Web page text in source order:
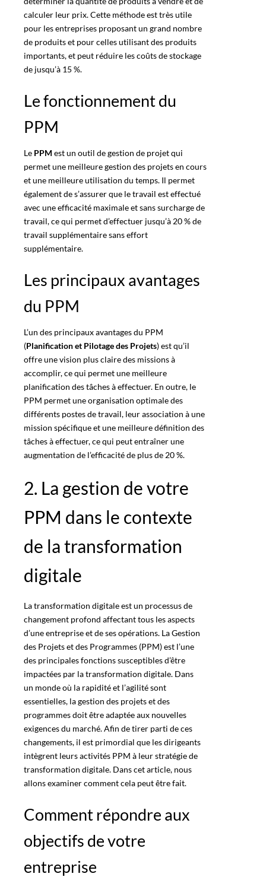
calculer leur prix. Cette méthodeest très utile
pour les entreprises proposant un grand nombre
de produits et pour celles utilisant des produits
importants, et peut réduire les coûts de stockage
de jusqu’à 15 %.
Le fonctionnement du
PPM
Le PPM est un outil de gestion de projet qui
permet une meilleure gestion des projets en cours
et une meilleure utilisation du temps. Il permet
également de s’assurer que le travail est effectué
avec une efficacité maximale et sans surcharge de
travail, ce qui permet d’effectuer jusqu’à 20 % de
travail supplémentaire sans effort
supplémentaire.
Les principaux avantages
du PPM
L’un des principaux avantages du PPM
(Planification et Pilotage des Projets) est qu’il
offre une vision plus claire des missions à
accomplir, ce qui permet une meilleure
planification des tâches à effectuer. En outre, le
PPM permet une organisation optimale des
différents postes de travail, leur association à une
mission spécifique et une meilleure définition des
tâches à effectuer, ce qui peut entraîner une
augmentation de l’efficacité de plus de 20 %.
2. La gestion de votre
PPM dans le contexte
de la transformation
digitale
Latransformation digitaleest un processus de
changement profond affectant tous les aspects
d’une entreprise et de ses opérations. La Gestion
des Projets et des Programmes (PPM) est l’une
des principales fonctions susceptibles d’être
impactées par la transformation digitale. Dans
un mondeoù la rapidité et l’agilité sont
essentielles, lagestion des projetset des
programmes doit être adaptée aux nouvelles
exigences du marché. Afin de tirer parti de ces
changements, il est primordial que les dirigeants
intègrent leurs activités PPM à leur stratégie de
transformation digitale. Dans cet article, nous
allonsexaminer comment cela peut être fait.
Comment répondre aux
objectifs de votre
entreprise